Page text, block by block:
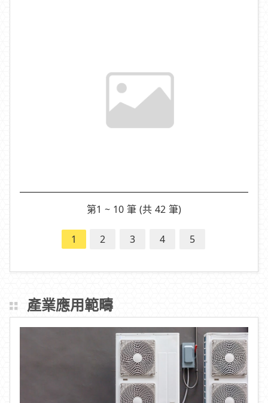
第1 ~ 10 筆 (共 42 筆)
1 2 3 4 5
產業應用範疇